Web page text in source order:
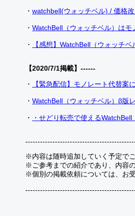
・ watchbell(ウォッチベル) / 価格
・ WatchBell（ウォッチベル）は
・ 【感想】WatchBell（ウォッチ
【2020/7/1掲載】------
・
【緊急配信】モノレート代替案
・ WatchBell（ウォッチベル）β版
・ ・せどり転売で使える
※内容は随時追加していく予定でご
※ご参考までの紹介であり、内容
※個別の掲載依頼については、お